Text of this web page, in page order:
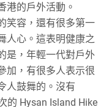
港的戶外活動。
笑容，還有很多第一
人心。這表明健康之
是，年輕一代對戶外
加，有很多人表示很
人鼓舞的。沒有
的 Hysan Island Hike